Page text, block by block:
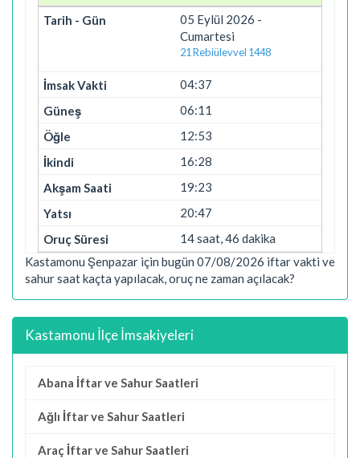
05 Eylül 2026 -
Cumartesi
21 Rebiülevvel 1448
04:37
06:11
12:53
16:28
19:23
20:47
14 saat, 46 dakika
Kastamonu Şenpazar için bugün 07/08/2026 iftar vakti ve
sahur saat kaçta yapılacak, oruç ne zaman açılacak?
Kastamonu İlçe İmsakiyeleri
Abana İftar ve Sahur Saatleri
Ağlı İftar ve Sahur Saatleri
Araç İftar ve Sahur Saatleri